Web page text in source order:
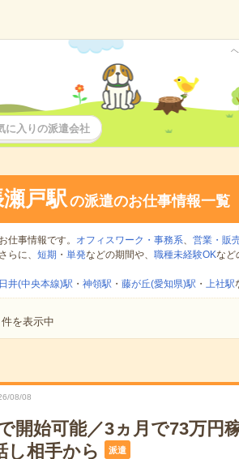
に入りの派遣会社
戸駅の派遣のお仕事情報一覧
仕事情報です。 オフィスワーク・事務系、 営業・販
らに、 短期 ・ 単発などの期間や、 職種未経験OKなど
井(中央本線)駅 ・ 神領駅 ・ 藤が丘(愛知県)駅 ・ 上社駅
件を表示中
08/08
開始可能／3ヵ月で73万円
し相手から
派遣